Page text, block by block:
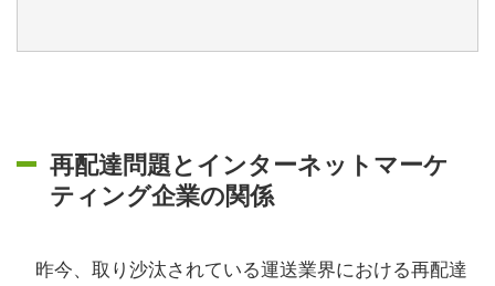
再配達問題とインターネットマーケ
ティング企業の関係
昨今、 取り沙汰されている運送業界における再配達